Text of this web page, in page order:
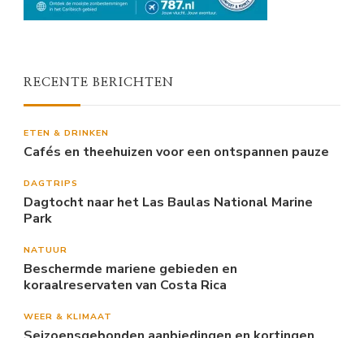
RECENTE BERICHTEN
ETEN & DRINKEN
Cafés en theehuizen voor een ontspannen pauze
DAGTRIPS
Dagtocht naar het Las Baulas National Marine
Park
NATUUR
Beschermde mariene gebieden en
koraalreservaten van Costa Rica
WEER & KLIMAAT